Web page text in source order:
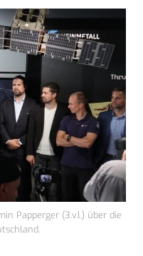
Papperger (3.v.l.) über die